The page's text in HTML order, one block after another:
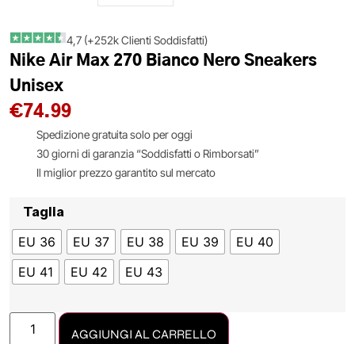
4,7 (+252k Clienti Soddisfatti)
Nike Air Max 270 Bianco Nero Sneakers
Unisex
€74.99
Spedizione gratuita solo per oggi
30 giorni di garanzia “Soddisfatti o Rimborsati”
Il miglior prezzo garantito sul mercato
Taglia
EU 36
EU 37 EU 38 EU 39
EU 40
EU 41
EU 42 EU 43
AGGIUNGI AL CARRELLO